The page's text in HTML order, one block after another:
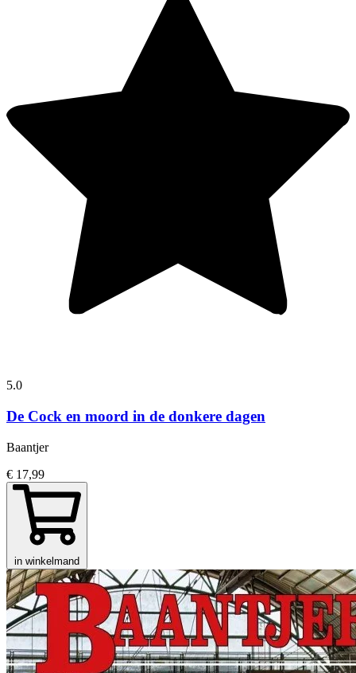
5.0
De Cock en moord in de donkere dagen
Baantjer
€ 17,99
in winkelmand